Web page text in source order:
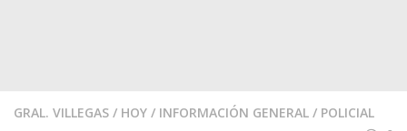
GRAL. VILLEGAS / HOY / INFORMACIÓN GENERAL / POLICIAL